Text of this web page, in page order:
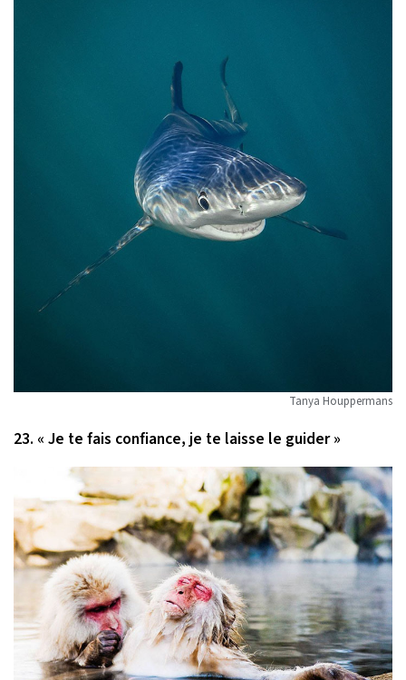
Tanya Houppermans
23. « Je te fais confiance, je te laisse le guider »